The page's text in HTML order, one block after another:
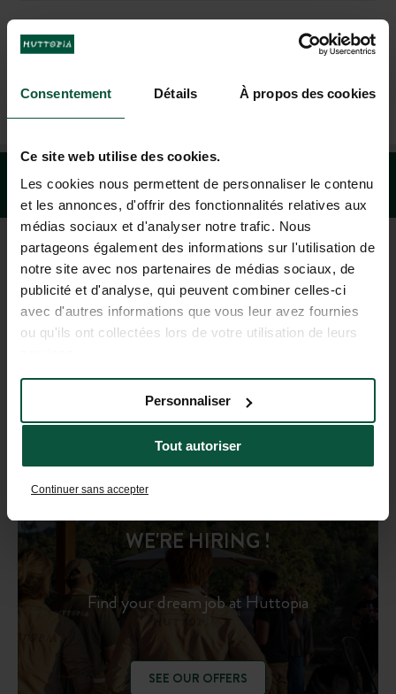
Consentement Détails À propos des cookies
Ce site web utilise des cookies.
Les cookies nous permettent de personnaliser le contenu
et les annonces, d'offrir des fonctionnalités relatives aux
médias sociaux et d'analyser notre trafic. Nous
partageons également des informations sur l'utilisation de
notre site avec nos partenaires de médias sociaux, de
publicité et d'analyse, qui peuvent combiner celles-ci
avec d'autres informations que vous leur avez fournies
ou qu'ils ont collectées lors de votre utilisation de leurs
Tout autoriser
Personnaliser
Continuer sans accepter
+1 (844) 488-8674
MON-FRI 9.00AM-6.00PM - SAT-SUN 10.00AM-5.00PM (EST)
DESTINATION GUIDE
Get inspired!
DISCOVER
WE'RE HIRING !
Find your dream job at Huttopia
SEE OUR OFFERS